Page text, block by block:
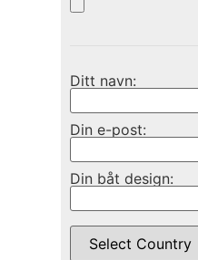
Ditt navn:
Din e-post:
Din båt design: